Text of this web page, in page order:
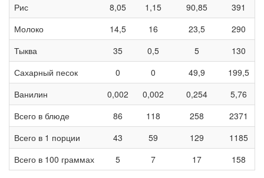
Рис
8,05 1,15 90,85
391
Молоко
14,5 16 23,5
290
Тыква
35 0,5 5
130
Сахарный песок
0 0 49,9
199,5
Ванилин
0,002 0,002 0,254
5,76
Всего в блюде
86 118 258
2371
Всего в 1 порции
43 59 129
1185
Всего в 100 граммах
5 7 17 158